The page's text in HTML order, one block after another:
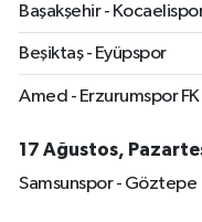
Başakşehir -
Beşiktaş - Eyüpspor
Amed - Erzurumspor FK
17 Ağustos,
Samsunspor - Göztepe